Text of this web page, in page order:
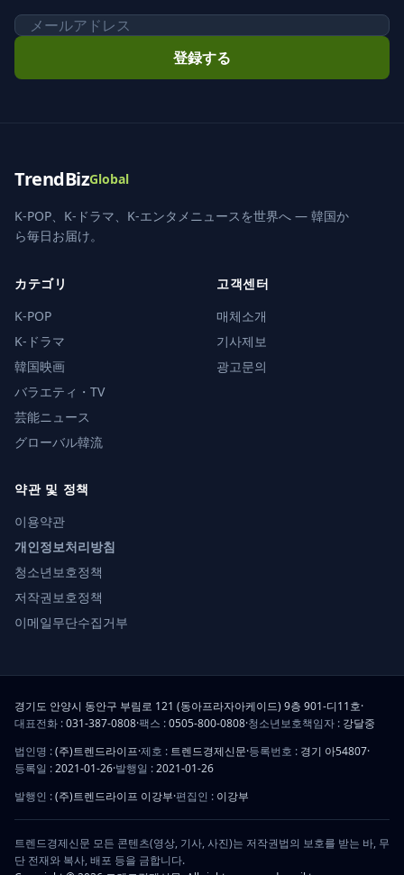
メール
登録する
TrendBizGlobal
K-POP、K-ドラマ、K-エンタメニュースを世界へ — 韓国か
ら毎日お届け。
カテゴリ
K-POP
K-ドラマ
韓国映画
バラエティ・TV
芸能ニュース
グローバル韓流
고객센터
매체소개
기사제보
광고문의
약관 및 정책
이용약관
개인정보처리방침
청소년보호정책
저작권보호정책
이메일무단수집거부
경기도 안양시 동안구 부림로 121 (동아프라자아케이드) 9층 901-디11호·
대표전화 :031-387-0808·팩스 :0505-800-0808·청소년보호책임자 : 강달중
법인명 :(주)트렌드라이프·제호 : 트렌드경제신문·등록번호 : 경기 아54807·
등록일 :2021-01-26·발행일 :2021-01-26
발행인 :(주)트렌드라이프 이강부·편집인 : 이강부
트렌드경제신문 모든 콘텐츠(영상, 기사, 사진)는 저작권법의 보호를 받는 바, 무
단 전재와 복사, 배포 등을 금합니다.